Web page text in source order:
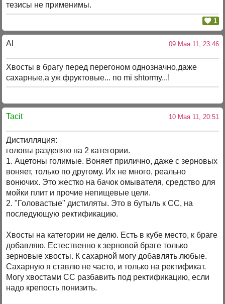
тезисы не применимы.
1
Al 09 Мая 11, 23:46
Хвосты в брагу перед перегоном однозначно,даже
сахарные,а уж фруктовые... по mi shtormy...!
Tacit 10 Мая 11, 20:51
Дистилляция:
головы разделяю на 2 категории.
1. Ацетоны голимые. Воняет прилично, даже с зерновых
воняет, только по другому. Их не много, реально
вонючих. Это жестко на бачок омывателя, средство для
мойки плит и прочие непищевые цели.
2. "Головастые" дистиляты. Это в бутыль к СС, на
последующую ректификацию.
Хвосты на категории не делю. Есть в кубе место, к браге
добавляю. Естественно к зерновой браге только
зерновые хвосты. К сахарной могу добавлять любые.
Сахарную я ставлю не часто, и только на ректификат.
Могу хвостами СС разбавить под ректификацию, если
надо крепость понизить.